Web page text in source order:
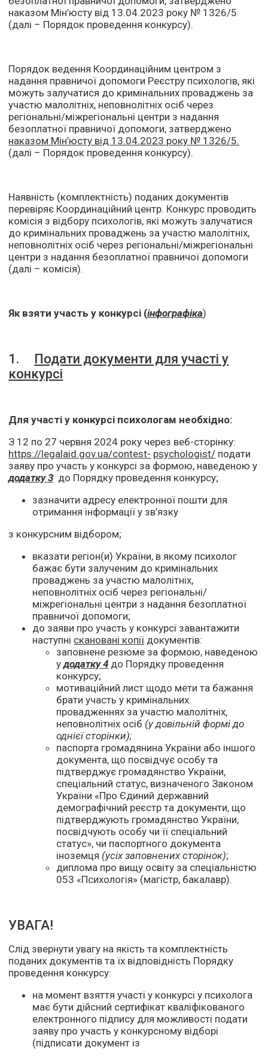
наказом Мін’юсту від 13.04.2023 року № 1326/5
(далі – Порядок проведення конкурсу).
Порядок ведення Координаційним центром з
надання правничої допомоги Реєстру психологів, які
можуть залучатися до кримінальних проваджень за
участю малолітніх, неповнолітніх осіб через
регіональні/міжрегіональні центри з надання
безоплатної правничої допомоги, затверджено
наказом Мін’юсту від 13.04.2023 року № 1326/5.
(далі – Порядок проведення конкурсу).
Наявність (комплектність) поданих документів
перевіряє Координаційний центр. Конкурс проводить
комісія з відбору психологів, які можуть залучатися
до кримінальних проваджень за участю малолітніх,
неповнолітніх осіб через регіональні/міжрегіональні
центри з надання безоплатної правничої допомоги
(далі – комісія).
Як взяти участь у конкурсі (інфографіка)
1.
Подати документи для участі у
конкурсі
Для участі у конкурсі психологам необхідно:
З 12 по 27 червня 2024 року через веб-сторінку:
https://legalaid.gov.ua/contest- psychologist/ подати
заяву про участь у конкурсі за формою, наведеною у
додатку 3 до Порядку проведення конкурсу;
зазначити адресу електронної пошти для
отримання інформації у зв’язку
з конкурсним відбором;
вказати регіон(и) України, в якому психолог
бажає бути залученим до кримінальних
проваджень за участю малолітніх,
неповнолітніх осіб через регіональні/
міжрегіональні центри з надання безоплатної
правничої допомоги;
до заяви про участь у конкурсі завантажити
наступні скановані копії документів:
заповнене резюме за формою, наведеною
удодатку 4 до Порядку проведення
конкурсу;
мотиваційний лист щодо мети та бажання
брати участь у кримінальних
провадженнях за участю малолітніх,
неповнолітніх осіб (у довільній формі до
однієї сторінки);
паспорта громадянина України або іншого
документа, що посвідчує особу та
підтверджує громадянство України,
спеціальний статус, визначеного Законом
України «Про Єдиний державний
демографічний реєстр та документи, що
підтверджують громадянство України,
посвідчують особу чи її спеціальний
статус», чи паспортного документа
іноземця (усіх заповнених сторінок);
диплома про вищу освіту за спеціальністю
053 «Психологія» (магістр, бакалавр).
УВАГА!
Слід звернути увагу на якість та комплектність
поданих документів та їх відповідність Порядку
проведення конкурсу:
на момент взяття участі у конкурсі у психолога
має бути дійсний сертифікат кваліфікованого
електронного підпису для можливості подати
заяву про участь у конкурсному відборі
(підписати документ із